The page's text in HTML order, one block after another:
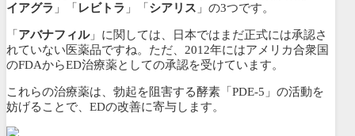
イアグラ 」「レビトラ 」「シアリス 」の3つです。
「アバナフィル」に関しては、日本ではまだ正式には承認さ
れていない医薬品ですね。ただ、2012年にはアメリカ合衆国
のFDAからED治療薬としての承認を受けています。
これらの治療薬は、勃起を阻害する酵素「PDE-5」の活動を
妨げることで、EDの改善に寄与します。